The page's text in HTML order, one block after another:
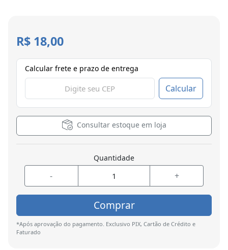
R$ 18,00
Calcular frete e prazo de entrega
Calcular
Consultar estoque em loja
Quantidade
- +
Comprar
*Após aprovação do pagamento. Exclusivo PIX, Cartão de Crédito e
Faturado